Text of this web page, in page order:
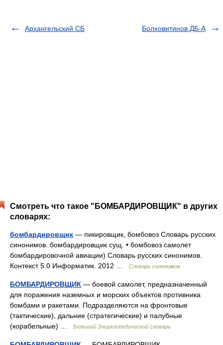
Архангельский СБ Болховитинов ДБ-А
Смотреть что такое "БОМБАРДИРОВЩИК" в других
словарях:
бомбардировщик — пикировщик, бомбовоз Словарь русских
синонимов. бомбардировщик сущ. • бомбовоз самолет
бомбардировочной авиации) Словарь русских синонимов.
Контекст 5.0 Информатик. 2012 …
Словарь синонимов
БОМБАРДИРОВЩИК — боевой самолет, предназначенный
для поражения наземных и морских объектов противника
бомбами и ракетами. Подразделяются на фронтовые
(тактические), дальние (стратегические) и палубные
(корабельные) …
Большой Энциклопедический словарь